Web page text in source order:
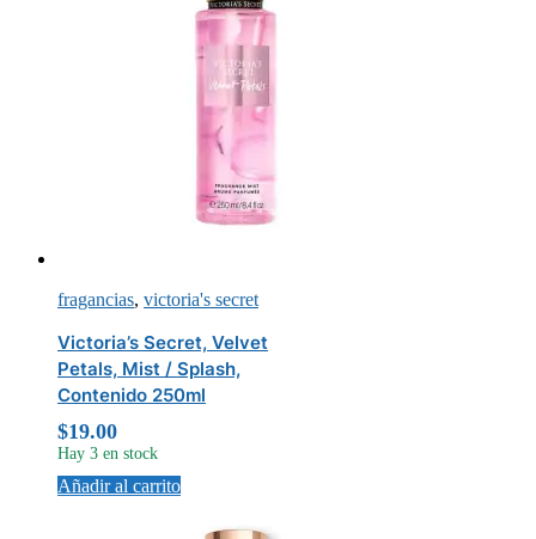
fragancias, victoria's secret
Victoria’s Secret, Velvet
Petals, Mist / Splash,
Contenido 250ml
$19.00
Hay 3 en stock
Añadir al carrito